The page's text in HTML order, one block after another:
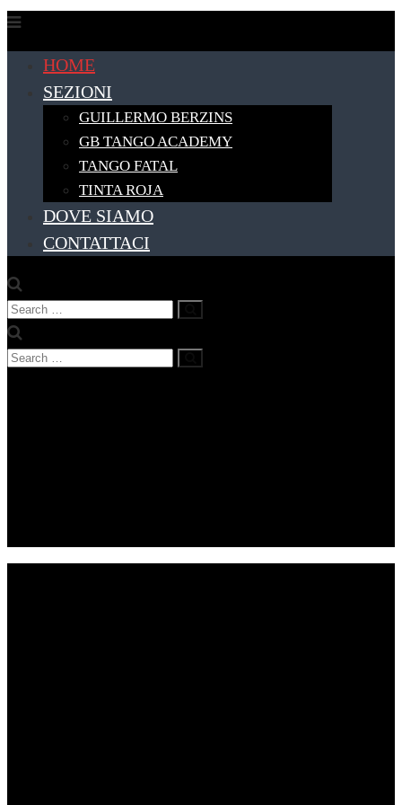
Skip
contentHOME
SEZIONI
GUILLERMO BERZINS
GB TANGO ACADEMY
TANGO FATAL
TINTA ROJA
DOVE SIAMO
CONTATTACI
Search
for:
Search